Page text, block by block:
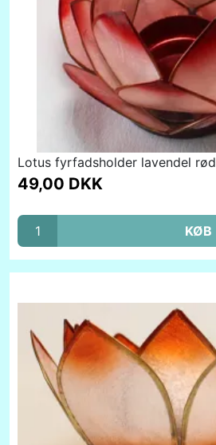
Lotus fyrfadsholder lavendel rød
49,00 DKK
KØB